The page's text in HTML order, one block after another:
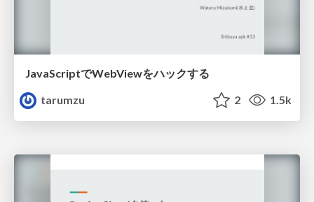
JavaScriptでWebViewをハックする
tarumzu
2 1.5k